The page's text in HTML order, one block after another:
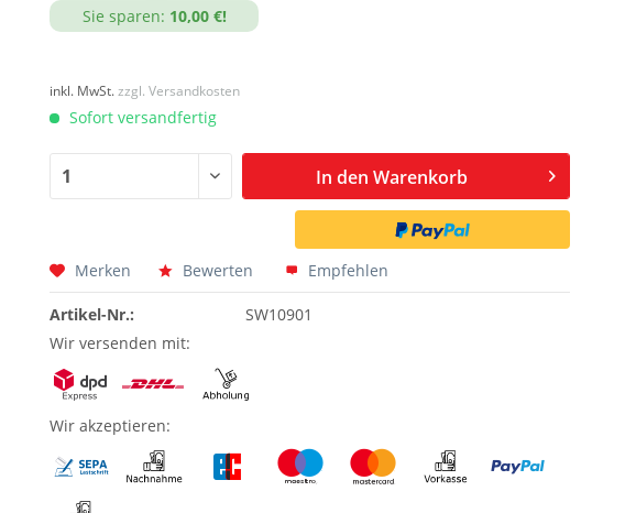
Sie sparen: 10,00 €!
inkl. MwSt.zzgl. Versandkosten
Sofort versandfertig
In den Warenkorb
Merken Bewerten Empfehlen
Artikel-Nr.:
SW10901
Wir versenden mit:
Wir akzeptieren: